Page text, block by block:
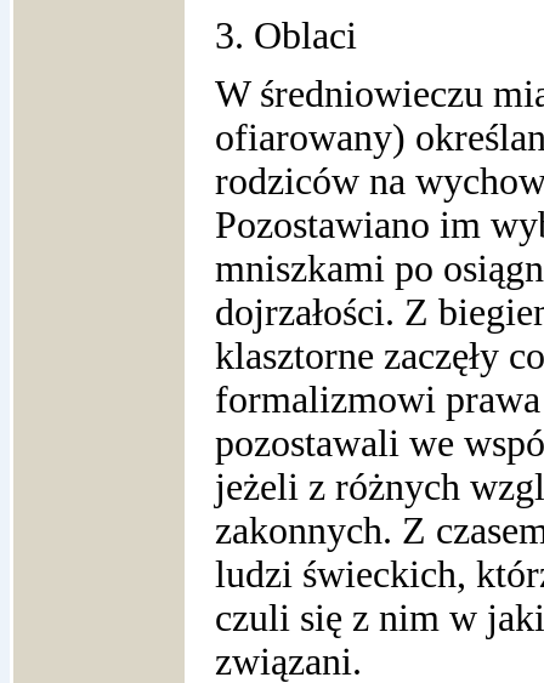
3. Oblaci
W średniowieczu
ofiarowany)
rodziców na
Pozostawiano im
mniszkami po
dojrzałości. Z
klasztorne zaczęły
formalizmowi
pozostawali we
jeżeli z różnych
zakonnych. Z
ludzi świeckich,
czuli się z nim w
związani.